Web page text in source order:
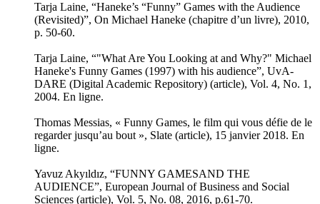
Tarja Laine, “Haneke’s “Funny” Games with the Audience
(Revisited)”, On Michael Haneke (chapitre d’un livre), 2010,
p. 50-60.
Tarja Laine, “"What Are You Looking at and Why?" Michael
Haneke's Funny Games (1997) with his audience”, UvA-
DARE (Digital Academic Repository) (article), Vol. 4, No. 1,
2004. En ligne.
Thomas Messias, « Funny Games, le film qui vous défie de le
regarder jusqu’au bout », Slate (article), 15 janvier 2018. En
ligne.
Yavuz Akyıldız, “FUNNY GAMESAND THE
AUDIENCE”, European Journal of Business and Social
Sciences (article), Vol. 5, No. 08, 2016, p.61-70.